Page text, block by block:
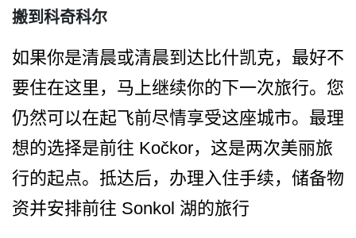
搬到科奇科尔
如果你是清晨或清晨到达比什­凯克，最好不
要住在这里，马上继续你的下一次旅行。­您
仍然可以在起飞前尽情享受这座城市。最理
想的选择­是前往 Kočkor，这是两次美丽旅
行­的起点。抵达后，办理入住手续，储备物
资并安排前往 Sonkol 湖的旅行